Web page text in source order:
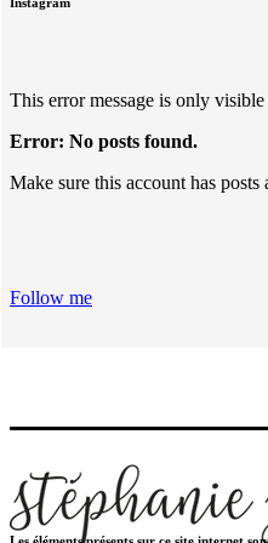
This error message is only
Error: No posts found.
Make sure this account has
Follow me